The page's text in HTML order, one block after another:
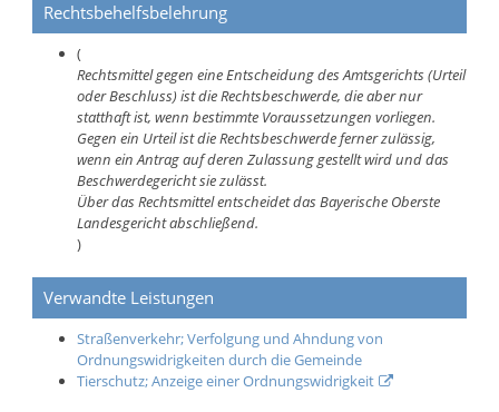
Rechtsbehelfsbelehrung
(
Rechtsmittel gegen eine Entscheidung des Amtsgerichts (Urteil
oder Beschluss) ist die Rechtsbeschwerde, die aber nur
statthaft ist, wenn bestimmte Voraussetzungen vorliegen.
Gegen ein Urteil ist die Rechtsbeschwerde ferner zulässig,
wenn ein Antrag auf deren Zulassung gestellt wird und das
Beschwerdegericht sie zulässt.
Über das Rechtsmittel entscheidet das Bayerische Oberste
Landesgericht abschließend.
)
Verwandte Leistungen
Straßenverkehr; Verfolgung und Ahndung von
Ordnungswidrigkeiten durch die Gemeinde
Tierschutz; Anzeige einer Ordnungswidrigkeit